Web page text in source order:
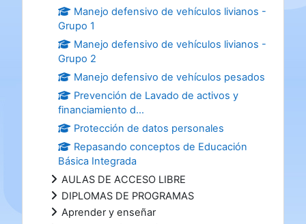
Manejo defensivo de vehículos livianos -
Grupo 1
Manejo defensivo de vehículos livianos -
Grupo 2
Manejo defensivo de vehículos pesados
Prevención de Lavado de activos y
financiamiento d...
Protección de datos personales
Repasando conceptos de Educación
Básica Integrada
AULAS DE ACCESO LIBRE
DIPLOMAS DE PROGRAMAS
Aprender y enseñar